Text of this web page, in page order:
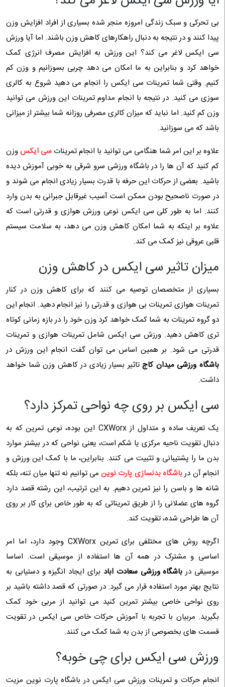
بی تحرکی و سبک زندگی امروزه منجر شده بسیاری از افراد افزایش وزن
پیدا کنند و در نتیجه به دنبال راهکارهای کاهش وزن باشند. اما آیا ورزش
سی ایکس لاغر می کند؟ این ورزش به افزایش مصرف انرژی کمک
خواهد کرد و بنابراین به ما امکان می دهد چربی بسوزانیم و وزن کم
کنیم. وقتی شما تمرینات سی ایکس را انجام می دهید شروع به کالری
سوزی می کنید. در نتیجه با انجام مداوم تمرینات این ورزش می توانید
وزن کم کنید. اما نباید که میزان کالری مصرفی روزانه شما بیشتر از میزانی
باشد که می سوزانید.
علاوه بر این امر شما هنگامی می توانید با انجام تمرینات سی ایکسوزن
کم کنید که آن ها را در باشگاه ورزشی سرو شرقی به خوبی آموزش دیده
باشید. بعضی از حرکات این حرفه با قدرت بسیار زیادی انجام می شوند و
در صورت ناصحیح بودن ممکن است آسیب غیرقابل جبرانی به بدن وارد
کنند. اما به طور کلی سی ایکس نوعی ورزش هوازی و قدرتی است که
علاوه بر اینکه به شما امکان کاهش وزن می دهد، به سلامت سیستم
قلبی عروقی نیز کمک می کند.
میزان تاثیر سی ایکس در کاهش وزن
بسیاری از متخصصان توصیه می ‌کنند که برای کاهش وزن در کنار
تمرینات هوازی تمرینات بی‌ هوازی و قدرتی را نیز انجام دهید. انجام این
دو گروه تمرینات به شما کمک خواهد کرد وزن خود را در بازه زمانی کوتاه
تری کاهش دهید. ورزش سی ایکس شامل تمرینات هوازی و تمرینات
قدرتی می شود. بر همین اساس می ‌توان گفت انجام این ورزش در
باشگاه ورزشی میدان کاجتاثیر بسیار زیادی در کاهش وزن شما خواهد
داشت.
سی ایکس بر روی چه نواحی تمرکز دارد؟
یک تعریف ساده و متداول از CXWorx این بوده، نوعی تمرین که به
‌دنبال تقویت ناحیه مرکزی یا شکم است، یعنی نواحی که در بیشتر موارد
بدن ما را پشتیبانی و تثبیت می‌ کنند. بنابراین، ما با کمک این ورزش و
انجام آن درباشگاه بدنسازی پارت نوین می توانیم نه تنها میان تنه، بلکه
شانه ها و باسن را نیز تمرین دهیم. به این ترتیب، این رشته قصد دارد
گروه های عضلانی را از طریق تمریناتی که به طور خاص برای کار بر روی
آن ها طراحی شده، تقویت کند.
اگرچه روش های مختلفی برای تمرین CXWorx وجود دارد، اما امر
اساسی و مشترک در همه آن ها استفاده از موسیقی است. اساسا
موسیقی در باشگاه ورزشی سعادت اباد برای ایجاد انگیزه و دستیابی به
نتایج بهتر مورد استفاده قرار می گیرد. در صورتی که قصد داشته باشید بر
روی نواحی خاصی بیشتر تمرین کنید می‌ توانید از مربی خود کمک
بگیرید. مربیان با تجربه با آموزش حرکات خاص سی ایکس در تقویت
قسمت های بخصوصی از بدن به شما کمک می کنند.
ورزش سی ایکس برای چی خوبه؟
انجام حرکات و تمرینات ورزش سی ایکس در باشگاه پارت نوین مزیت